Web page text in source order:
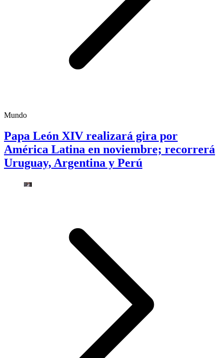
Mundo
Papa León XIV realizará gira por
América Latina en noviembre; recorrerá
Uruguay, Argentina y Perú